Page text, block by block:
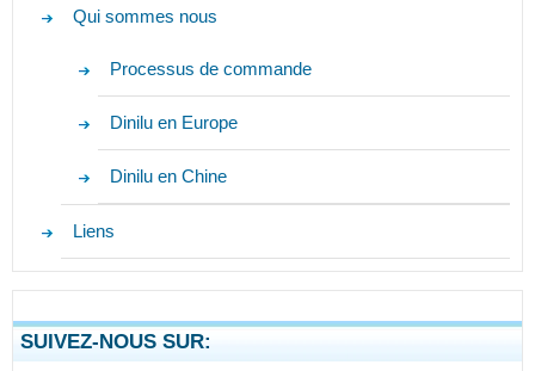
Qui sommes nous
Processus de commande
Dinilu en Europe
Dinilu en Chine
Liens
SUIVEZ-NOUS SUR: